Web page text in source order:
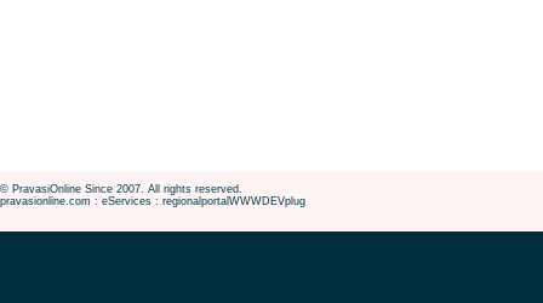
© PravasiOnline Since 2007. All rights reserved.
pravasionline.com : eServices : regionalportalWWWDEVplug